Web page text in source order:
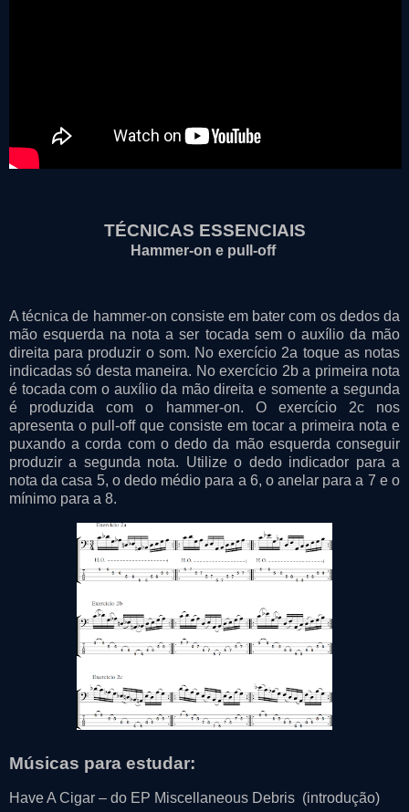
TÉCNICAS ESSENCIAIS
Hammer-on e pull-off
A técnica de hammer-on consiste em bater com os dedos da
mão esquerda na nota a ser tocada sem o auxílio da mão
direita para produzir o som. No exercício 2a toque as notas
indicadas só desta maneira. No exercício 2b a primeira nota
é tocada com o auxílio da mão direita e somente a segunda
é produzida com o hammer-on. O exercício 2c nos
apresenta o pull-off que consiste em tocar a primeira nota e
puxando a corda com o dedo da mão esquerda conseguir
produzir a segunda nota. Utilize o dedo indicador para a
nota da casa 5, o dedo médio para a 6, o anelar para a 7 e o
mínimo para a 8.
Músicas para estudar:
Have A Cigar – do EP Miscellaneous Debris (introdução)